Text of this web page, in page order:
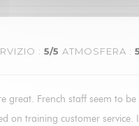
: 5/5 ATMOSFERA : 5
great. French staff seem to
on training customer